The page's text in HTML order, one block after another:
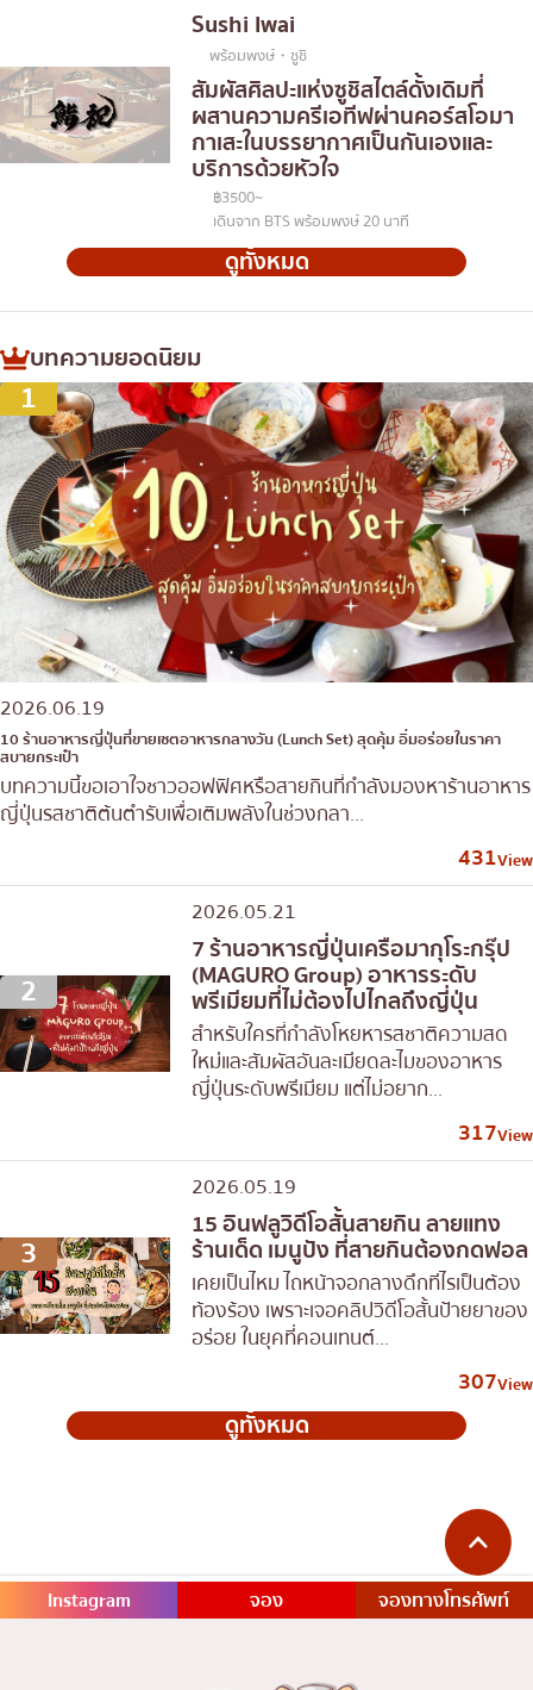
Sushi Iwai
พร้อมพงษ์・ซูชิ
สัมผัสศิลปะแห่งซูชิสไตล์ดั้งเดิมที่
ผสานความครีเอทีฟผ่านคอร์สโอมา
กาเสะในบรรยากาศเป็นกันเองและ
บริการด้วยหัวใจ
฿3500~
เดินจาก BTS พร้อมพงษ์ 20 นาที
ดูทั้งหมด
บทความยอดนิยม
1
2026.06.19
10 ร้านอาหารญี่ปุ่นที่ขายเซตอาหารกลางวัน (Lunch Set) สุดคุ้ม อิ่มอร่อยในราคา
สบายกระเป๋า
บทความนี้ขอเอาใจชาวออฟฟิศหรือสายกินที่กำลังมองหาร้านอาหาร
ญี่ปุ่นรสชาติต้นตำรับเพื่อเติมพลังในช่วงกลา...
431View
2
2026.05.21
7 ร้านอาหารญี่ปุ่นเครือมากุโระกรุ๊ป
(MAGURO Group) อาหารระดับ
พรีเมียมที่ไม่ต้องไปไกลถึงญี่ปุ่น
สำหรับใครที่กำลังโหยหารสชาติความสด
ใหม่และสัมผัสอันละเมียดละไมของอาหาร
ญี่ปุ่นระดับพรีเมียม แต่ไม่อยาก...
317View
3
2026.05.19
15 อินฟลูวิดีโอสั้นสายกิน ลายแทง
ร้านเด็ด เมนูปัง ที่สายกินต้องกดฟอล
เคยเป็นไหม ไถหน้าจอกลางดึกทีไรเป็นต้อง
ท้องร้อง เพราะเจอคลิปวิดีโอสั้นป้ายยาของ
อร่อย ในยุคที่คอนเทนต์...
307View
ดูทั้งหมด
Instagram จอง จองทางโทรศัพท์